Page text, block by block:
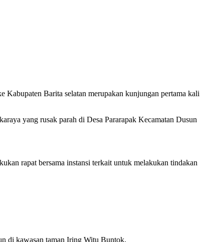
Barita selatan merupakan kunjungan pertama kali
yang rusak parah di Desa Pararapak Kecamatan Dusun
rapat bersama instansi terkait untuk melakukan tindakan
di kawasan taman Iring Witu Buntok.